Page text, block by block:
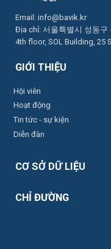
Email: info@bavik.kr
Địa chỉ: 서울특별시 성동구
4th floor, SOL Building, 25
GIỚI THIỆU
Hội viên
Hoạt động
Tin tức - sự kiện
Diễn đàn
CƠ SỞ DỮ LIỆU
CHỈ ĐƯỜNG